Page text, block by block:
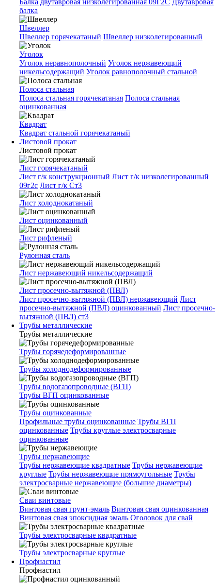
Балка двутавровая низколегированная 09Г2С Двутавровая
балка
Швеллер
Швеллер горячекатаный Швеллер низколегированный
Уголок
Уголок неравнополочный Уголок нержавеющий
никельсодержащий Уголок равнополочный стальной
Полоса стальная
Полоса стальная горячекатаная Полоса стальная
оцинкованная
Квадрат
Квадрат стальной горячекатаный
Листовой прокат
Листовой прокат
Лист горячекатаный
Лист г/к конструкционный Лист г/к низколегированный
09г2с Лист г/к Ст3
Лист холоднокатаный
Лист оцинкованный
Лист рифленый
Рулонная сталь
Лист нержавеющий никельсодержащий
Лист просечно-вытяжной (ПВЛ)
Лист просечно-вытяжной (ПВЛ) нержавеющий Лист
просечно-вытяжной (ПВЛ) оцинкованный Лист просечно-
вытяжной (ПВЛ) ст3
Трубы металлические
Трубы металлические
Трубы горячедеформированные
Трубы холоднодеформированные
Трубы водогазопроводные (ВГП)
Трубы ВГП оцинкованные
Трубы оцинкованные
Профильные трубы оцинкованные Трубы ВГП
оцинкованные Трубы круглые электросварные
оцинкованные
Трубы нержавеющие
Трубы нержавеющие квадратные Трубы нержавеющие
круглые Трубы нержавеющие прямоугольные Трубы
электросварные нержавеющие (большие диаметры)
Сваи винтовые
Винтовая свая грунт-эмаль Винтовая свая оцинкованная
Винтовая свая эпоксидная эмаль Оголовок для свай
Трубы электросварные квадратные
Трубы электросварные круглые
Профнастил
Профнастил